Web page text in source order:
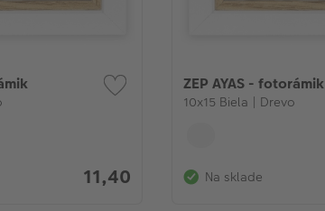
11,40
ZEP AYAS - fotorámik
10x15 Biela | Drevo
Na sklade